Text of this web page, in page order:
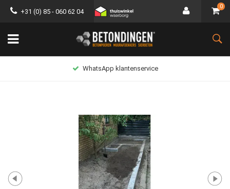
+31 (0) 85 - 060 62 04
0
WhatsApp klantenservice